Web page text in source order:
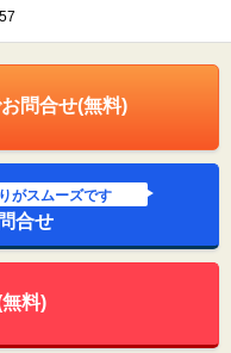
問合せ(無料)
がスムーズです
合せ
料)